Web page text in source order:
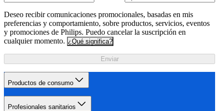
Deseo recibir comunicaciones promocionales, basadas en mis
preferencias y comportamiento, sobre productos, servicios, eventos
y promociones de Philips. Puedo cancelar la suscripción en
cualquier momento. ¿Qué significa?
Enviar
Productos de consumo
Profesionales sanitarios